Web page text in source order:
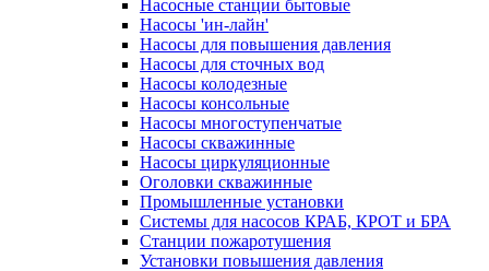
Насосные станции бытовые
Насосы 'ин-лайн'
Насосы для повышения давления
Насосы для сточных вод
Насосы колодезные
Насосы консольные
Насосы многоступенчатые
Насосы скважинные
Насосы циркуляционные
Оголовки скважинные
Промышленные установки
Системы для насосов КРАБ, КРОТ и БРА
Станции пожаротушения
Установки повышения давления